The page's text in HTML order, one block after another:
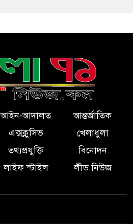
আইন-আদালত
আন্তর্জাতিক
এক্সক্লুসিভ
খেলাধুলা
তথ্যপ্রযুক্তি
বিনোদন
লাইফ স্টাইল লীড নিউজ